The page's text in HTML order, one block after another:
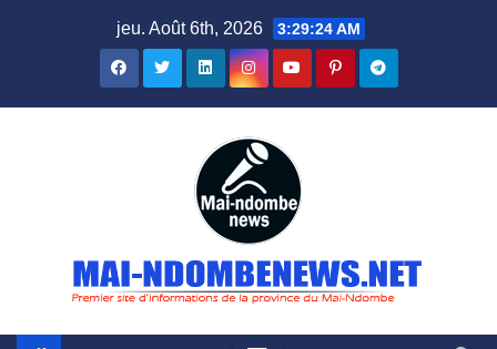
jeu. Août 6th, 2026 3:29:25 AM